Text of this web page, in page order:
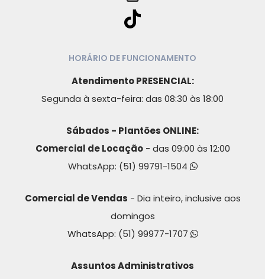
HORÁRIO DE FUNCIONAMENTO
Atendimento PRESENCIAL:
Segunda à sexta-feira: das 08:30 às 18:00
Sábados - Plantões ONLINE:
Comercial de Locação- das 09:00 às 12:00
WhatsApp: (51) 99791-1504
Comercial de Vendas - Dia inteiro, inclusive aos
domingos
WhatsApp: (51) 99977-1707
Assuntos Administrativos